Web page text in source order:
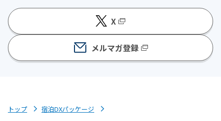
X
メルマガ登録
トップ 宿泊DXパッケージ